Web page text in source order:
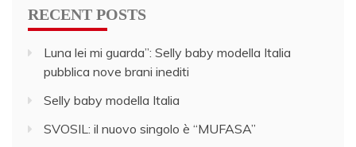
RECENT POSTS
Luna lei mi guarda”: Selly baby modella Italia
pubblica nove brani inediti
Selly baby modella Italia
SVOSIL: il nuovo singolo è “MUFASA”